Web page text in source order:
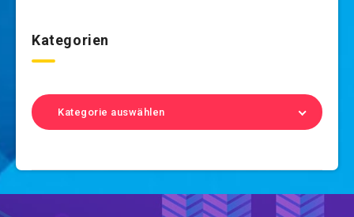
Kategorien
Kategorie auswählen